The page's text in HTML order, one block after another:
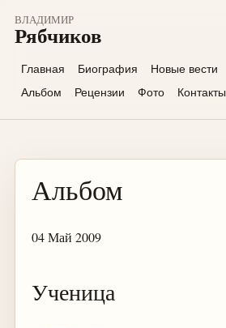
ВЛАДИМИР
Рябчиков
Главная Биография Новые вести
Альбом
Рецензии Фото Контакты
Альбом
04 Май 2009
Ученица